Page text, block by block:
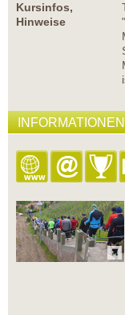
Kursinfos,
Hinweise
INFORMATIONEN